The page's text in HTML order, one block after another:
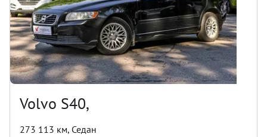
Volvo S40,
273 113 км, Седан